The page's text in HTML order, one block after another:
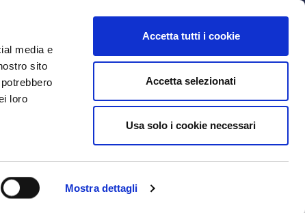
media e
sito
loro
Mostra dettagli
Accetta tutti i cookie
Accetta selezionati
Usa solo i cookie necessari
BIGLIETTI STORE EN